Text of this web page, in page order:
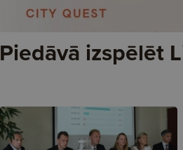
Piedāvā izspēlēt